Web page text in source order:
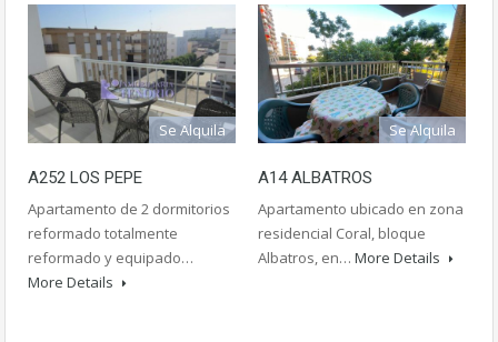
Se Alquila
A252 LOS PEPE
Apartamento de 2 dormitorios
reformado totalmente
reformado y equipado…
More Details
Se Alquila
A14 ALBATROS
Apartamento ubicado en zona
residencial Coral, bloque
Albatros, en… More Details